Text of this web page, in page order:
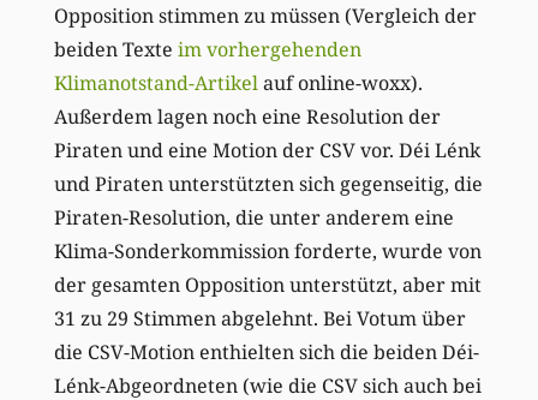
Opposition stimmen zu müssen (Vergleich der
beiden Texte im vorhergehenden
Klimanotstand-Artikelauf online-woxx).
Außerdem lagen noch eine Resolution der
Piraten und eine Motion der CSV vor. Déi Lénk
und Piraten unterstützten sich gegenseitig, die
Piraten-Resolution, die unter anderem eine
Klima-Sonderkommission forderte, wurde von
der gesamten Opposition unterstützt, aber mit
31 zu 29 Stimmen abgelehnt. Bei Votum über
die CSV-Motion enthielten sich die beiden Déi-
Lénk-Abgeordneten (wie die CSV sich auch bei